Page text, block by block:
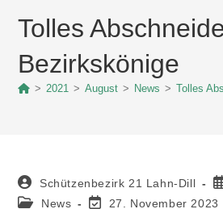
Tolles
Bezirkskönige
> 2021 > August > News > Tolles
Schützenbezirk 21 Lahn-Dill
News
27. November 2023